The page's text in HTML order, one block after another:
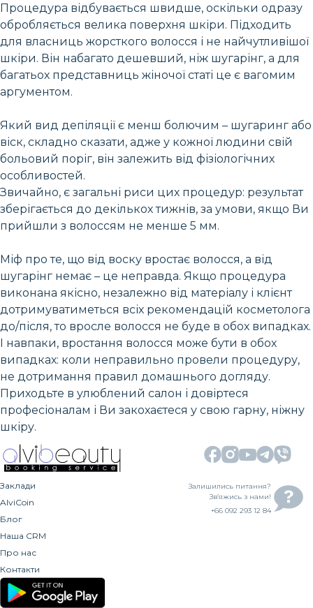
Процедура відбувається швидше, оскільки одразу
обробляється велика поверхня шкіри. Підходить
для власниць жорсткого волосся і не найчутливішої
шкіри. Він набагато дешевший, ніж шугарінг, а для
багатьох представниць жіночої статі це є вагомим
аргументом.
Який вид депіляції є менш болючим – шугаринг або
віск, складно сказати, адже у кожної людини свій
больовий поріг, він залежить від фізіологічних
особливостей.
Звичайно, є загальні риси цих процедур: результат
зберігається до декількох тижнів, за умови, якщо Ви
прийшли з волоссям не менше 5 мм.
Міф про те, що від воску вростає волосся, а від
шугарінг немає – це неправда. Якщо процедура
виконана якісно, незалежно від матеріалу і клієнт
дотримуватиметься всіх рекомендацій косметолога
до/після, то вросле волосся не буде в обох випадках.
І навпаки, вростання волосся може бути в обох
випадках: коли неправильно провели процедуру,
не дотримання правил домашнього догляду.
Приходьте в улюблений салон і довіртеся
професіоналам і Ви закохаєтеся у свою гарну, ніжну
шкіру.
Заклади
AlviCoin
Блог
Наша CRM
Про нас
Контакти
Залишились питання?
Зв’яжись з нами!
+66 092 293 12 84